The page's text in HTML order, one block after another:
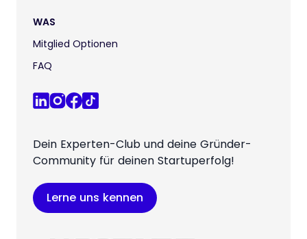
WAS
Mitglied Optionen
FAQ
Dein Experten-Club und deine Gründer-
Community für deinen Startuperfolg!
Lerne uns kennen